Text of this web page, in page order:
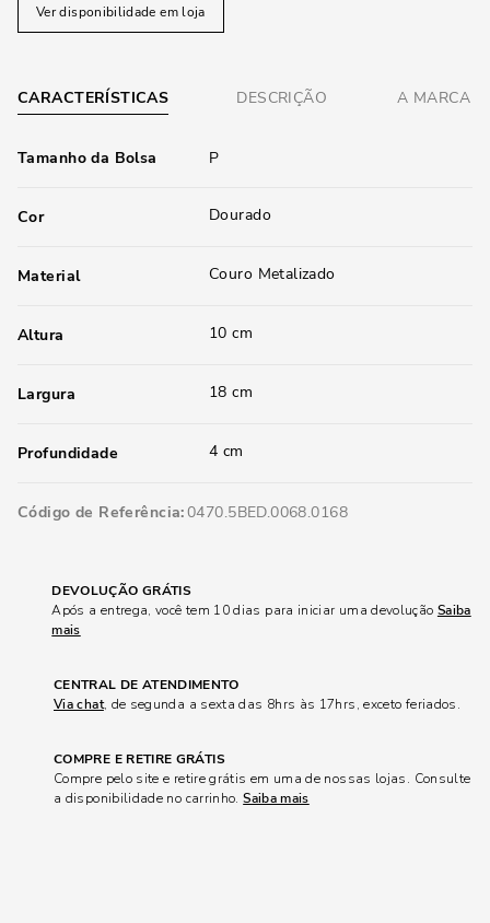
Ver disponibilidade em loja
CARACTERÍSTICAS DESCRIÇÃO A MARCA
Tamanho da Bolsa P
Cor Dourado
Material Couro Metalizado
Altura 10 cm
Largura 18 cm
Profundidade 4 cm
Código de Referência 0470.5BED.0068.0168
DEVOLUÇÃO GRÁTIS
Após a entrega, você tem 10 dias para iniciar uma devolução Saiba
mais
CENTRAL DE ATENDIMENTO
Via chat, de segunda a sexta das 8hrs às 17hrs, exceto feriados.
COMPRE E RETIRE GRÁTIS
Compre pelo site e retire grátis em uma de nossas lojas. Consulte
a disponibilidade no carrinho.Saiba mais